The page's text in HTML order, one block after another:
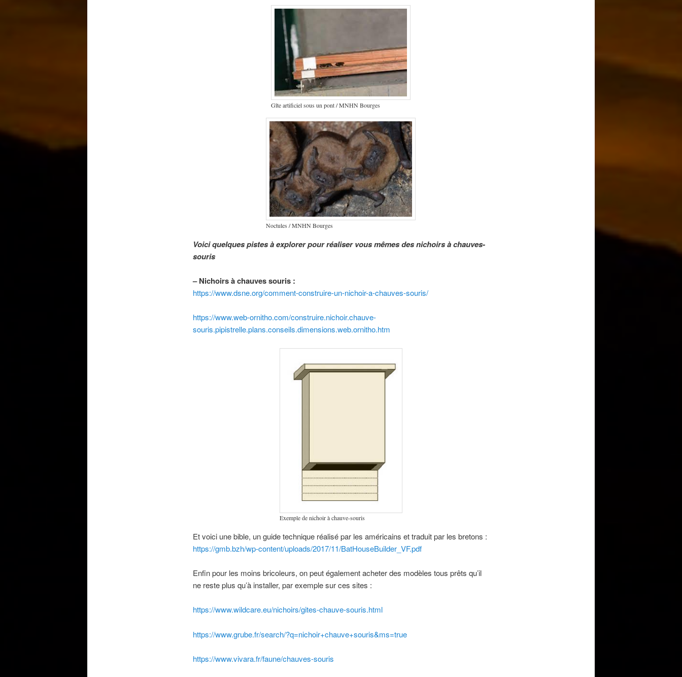
Gîte artificiel sous un pont / MNHN Bourges
Noctules / MNHN Bourges
Voici quelques pistes à explorer pour réaliser vous mêmes des nichoirs à chauves-
souris
– Nichoirs à chauves souris :
https://www.dsne.org/comment-construire-un-nichoir-a-chauves-souris/
https://www.web-ornitho.com/construire.nichoir.chauve-
souris.pipistrelle.plans.conseils.dimensions.web.ornitho.htm
Exemple de nichoir à chauve-souris
Et voici une bible, un guide technique réalisé par les américains et traduit par les bretons :
https://gmb.bzh/wp-content/uploads/2017/11/BatHouseBuilder_VF.pdf
Enfin pour les moins bricoleurs, on peut également acheter des modèles tous prêts qu’il
ne reste plus qu’à installer, par exemple sur ces sites :
https://www.wildcare.eu/nichoirs/gites-chauve-souris.html
https://www.grube.fr/search/?q=nichoir+chauve+souris&ms=true
https://www.vivara.fr/faune/chauves-souris